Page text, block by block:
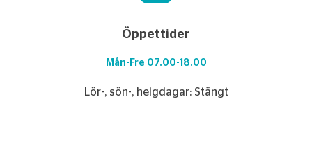
Öppettider
Mån-Fre 07.00-18.00
Lör-, sön-, helgdagar: Stängt